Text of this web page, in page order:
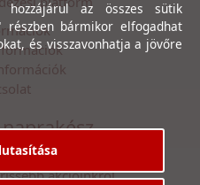
hogy első kézből
akcióinkról
hozzájárul az összes sütik
részben bármikor elfogadhat
és visszavonhatja a jövőre